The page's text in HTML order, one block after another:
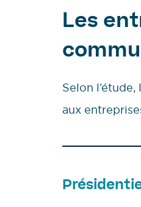
Les
Selon
aux